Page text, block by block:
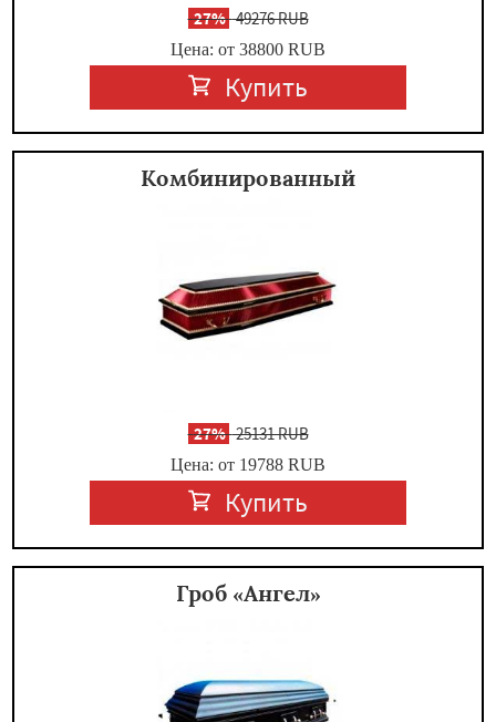
-27%49276 RUB
Цена: от 38800 RUB
Купить
Комбинированный
-27%25131 RUB
Цена: от 19788 RUB
Купить
Гроб «Ангел»